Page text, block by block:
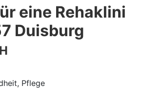
eine Rehaklini
Duisburg
Pflege